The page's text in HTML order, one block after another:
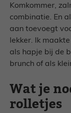
Komkommer,
combinatie. En
aan toevoegt
lekker. Ik
als hapje bij de
brunch of als
Wat je
rolletjes